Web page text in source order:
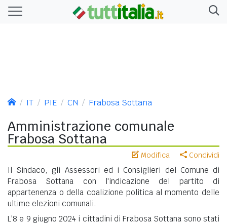
IT PIE CN Frabosa Sottana
Amministrazione comunale
Frabosa Sottana
Modifica Condividi
Il Sindaco, gli Assessori ed i Consiglieri del Comune di
Frabosa Sottana con l'indicazione del partito di
appartenenza o della coalizione politica al momento delle
ultime elezioni comunali.
L'8 e 9 giugno 2024 i cittadini di Frabosa Sottana sono stati